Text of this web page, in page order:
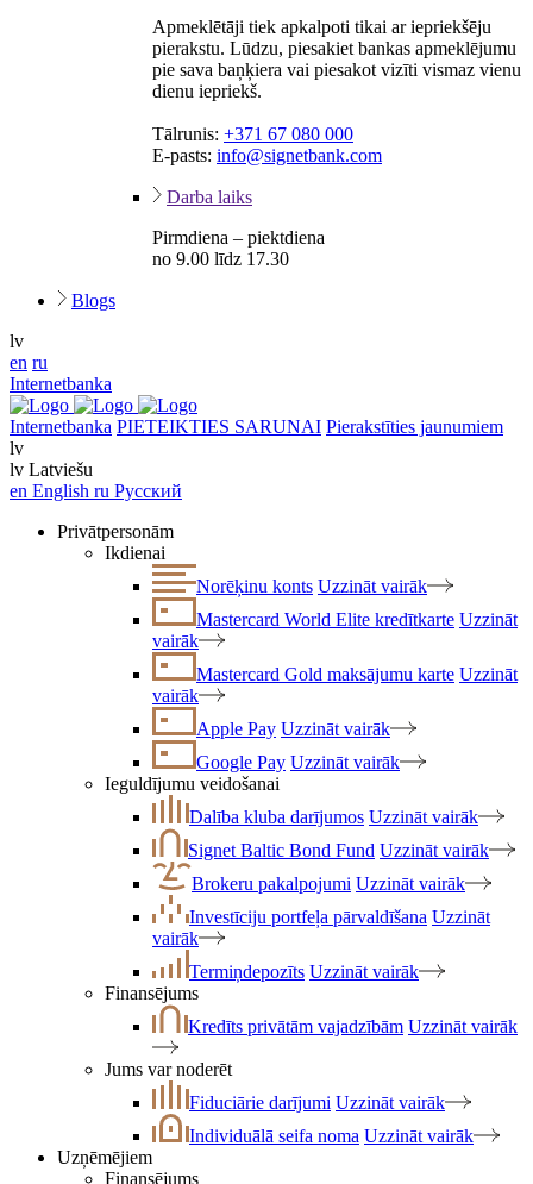
Apmeklētāji tiek apkalpoti tikai ar iepriekšēju
pierakstu. Lūdzu, piesakiet bankas apmeklējumu
pie sava baņķiera vai piesakot vizīti vismaz vienu
dienu iepriekš.
Tālrunis: +371 67 080 000
E-pasts: info@signetbank.com
Darba laiks
Pirmdiena – piektdiena
no 9.00 līdz 17.30
Blogs
lv
en ru
Internetbanka
Internetbanka PIETEIKTIES SARUNAI Pierakstīties jaunumiem
lv
lv Latviešu
en English ru Русский
Privātpersonām
Ikdienai
Norēķinu konts Uzzināt vairāk
Mastercard World Elite kredītkarte Uzzināt
vairāk
Mastercard Gold maksājumu karte Uzzināt
vairāk
Apple Pay Uzzināt vairāk
Google Pay Uzzināt vairāk
Ieguldījumu veidošanai
Dalība kluba darījumos Uzzināt vairāk
Signet Baltic Bond Fund Uzzināt vairāk
Brokeru pakalpojumi Uzzināt vairāk
Investīciju portfeļa pārvaldīšana Uzzināt
vairāk
Termiņdepozīts Uzzināt vairāk
Finansējums
Kredīts privātām vajadzībām Uzzināt vairāk
Jums var noderēt
Fiduciārie darījumi Uzzināt vairāk
Individuālā seifa noma Uzzināt vairāk
Uzņēmējiem
Finansējums